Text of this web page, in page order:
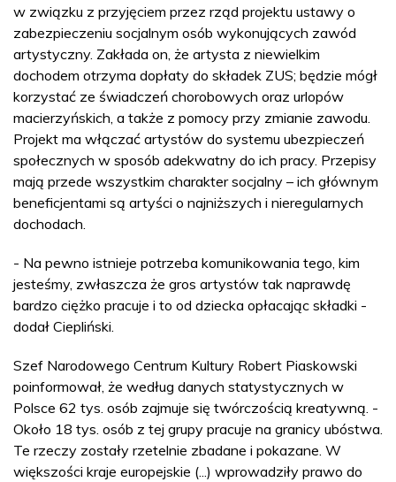
w związku z przyjęciem przez rząd projektu ustawy o
zabezpieczeniu socjalnym osób wykonujących zawód
artystyczny. Zakłada on, że artysta z niewielkim
dochodem otrzyma dopłaty do składek ZUS; będzie mógł
korzystać ze świadczeń chorobowych oraz urlopów
macierzyńskich, a także z pomocy przy zmianie zawodu.
Projekt ma włączać artystów do systemu ubezpieczeń
społecznych w sposób adekwatny do ich pracy. Przepisy
mają przede wszystkim charakter socjalny – ich głównym
beneficjentami są artyści o najniższych i nieregularnych
dochodach.
- Na pewno istnieje potrzeba komunikowania tego, kim
jesteśmy, zwłaszcza że gros artystów tak naprawdę
bardzo ciężko pracuje i to od dziecka opłacając składki -
dodał Ciepliński.
Szef Narodowego Centrum Kultury Robert Piaskowski
poinformował, że według danych statystycznych w
Polsce 62 tys. osób zajmuje się twórczością kreatywną. -
Około 18 tys. osób z tej grupy pracuje na granicy ubóstwa.
Te rzeczy zostały rzetelnie zbadane i pokazane. W
większości kraje europejskie (...) wprowadziły prawo do